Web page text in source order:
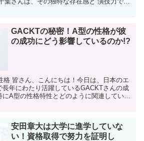
GACKTの秘密！A型の性格が彼
の成功にどう影響しているのか!?
格 皆さん、こんにちは！今日は、日本のエ
長年にわたり活躍しているGACKTさんの成
A型の性格特性とどのように関連している
安田章大は大学に進学していな
い！資格取得で努力を証明し